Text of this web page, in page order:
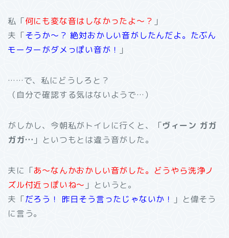
私「何にも変な音はしなかったよ～？ 」
夫「そうか～？ 絶対おかしい音がしたんだよ。たぶん
モーターがダメっぽい音が！ 」
……で、私にどうしろと？
（自分で確認する気はないようで…）
がしかし、今朝私がトイレに行くと、「ヴィーン ガガ
ガガ… 」といつもとは違う音がした。
夫に「あ～なんかおかしい音がした。どうやら洗浄ノ
ズル付近っぽいね～ 」というと。
夫「だろう！ 昨日そう言ったじゃないか！
」と偉そう
に言う。